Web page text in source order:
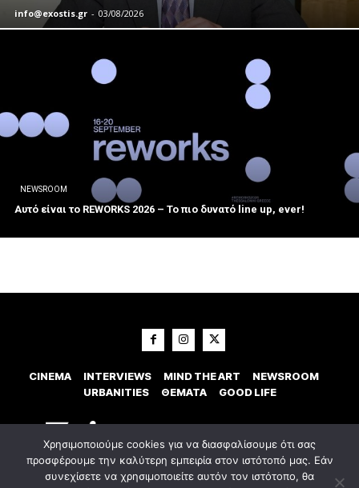
info@exostis.gr - 03/08/2026
NEWSROOM
Αυτό είναι το REWORKS 2026 – Το πιο δυνατό line up, ever!
CINEMA INTERVIEWS MIND THE ART
NEWSROOM
URBANITIES
ΘΕΜΑΤΑ GOOD LIFE
Χρησιμοποιούμε cookies για να διασφαλίσουμε ότι σας
προσφέρουμε την καλύτερη εμπειρία στον ιστότοπό μας. Εάν
συνεχίσετε να χρησιμοποιείτε αυτόν τον ιστότοπο, θα